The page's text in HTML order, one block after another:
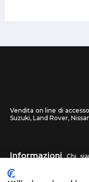
Vendita on line di
Suzuki, Land Rover,
Informazioni Chi
recessi